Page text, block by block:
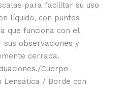
para facilitar su uso
líquido, con puntos
que funciona con el
observaciones y
cerrada.
Cuerpo
Lensática / Borde con